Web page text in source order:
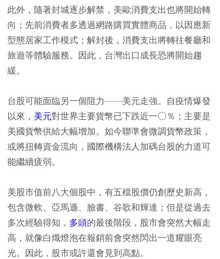
此外，隨著封城逐步解禁，美歐消費支出也將開始轉
向；先前消費者多透過網路購買實體商品，以因應新
型態居家工作模式；解封後，消費支出將轉往餐廳和
旅遊等體驗服務。因此，台灣出口成長恐將開始趨
緩。
台股可能面臨另一個阻力——美元走強。自疫情爆發
以來， 美元對世界主要貨幣已下跌近一○％；主要是
美國貨幣供給大幅增加。如今聯準會微調貨幣政策，
或將扭轉資金流向，國際機構法人加碼台股的力道可
能繼續疲弱。
美股市值前八大個股中，有五檔股價仍創歷史新高，
包含微軟、亞馬遜、臉書、谷歌和輝達；但是從過去
多次經驗得知， 多頭的最後階段，股市會突然大幅走
高，就像白熾燈泡在報銷前會突然閃出一道耀眼亮
光。因此，股市或許還會見到高點。